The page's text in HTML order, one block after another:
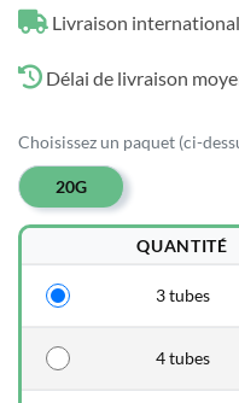
Livraison
Délai de livraison
Choisissez un paquet (ci-
20G
QUANTITÉ
3 tubes
4 tubes